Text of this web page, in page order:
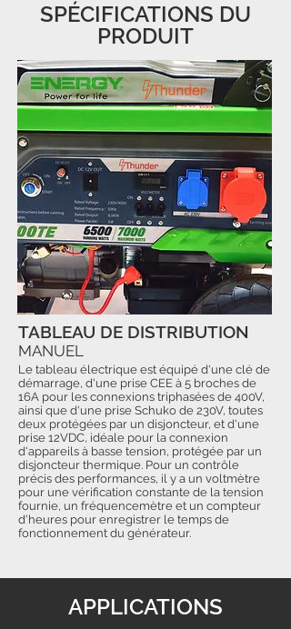
SPÉCIFICATIONS DU
PRODUIT
Le tableau électrique est équipé d'une clé de
démarrage, d'une prise CEE à 5 broches de
16A pour les connexions triphasées de 400V,
ainsi que d'une prise Schuko de 230V, toutes
deux protégées par un disjoncteur, et d'une
prise 12VDC, idéale pour la connexion
d'appareils à basse tension, protégée par un
disjoncteur thermique. Pour un contrôle
précis des performances, il y a un voltmètre
pour une vérification constante de la tension
fournie, un fréquencemètre et un compteur
d'heures pour enregistrer le temps de
fonctionnement du générateur.
TABLEAU DE DISTRIBUTION
MANUEL
APPLICATIONS